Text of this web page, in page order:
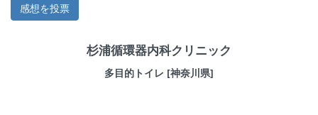
杉浦循環器内科クリニック
多目的トイレ [神奈川県]